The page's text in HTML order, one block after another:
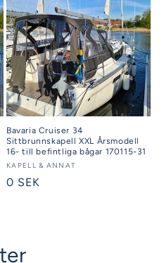
Bavaria Cruiser 34
Sittbrunnskapell XXL Årsmodell
16- till befintliga bågar 170115-31
Säljare:
KAPELL & ANNAT
Ordinarie
0 SEK